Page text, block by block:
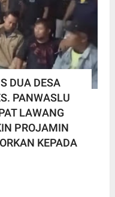
DUA DESA
PANWASLU
LAWANG
PROJAMIN
KEPADA